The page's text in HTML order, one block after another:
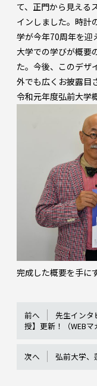
て、正門から見える
インしました。時計
学が今年70周年を迎
大学での学びが概要
た。今後、このデザ
外でも広くお披露目
令和元年度弘前大学
完成した概要を手に
前へ
先生イン
授】更新！（WEBマ
次へ 弘前大学、